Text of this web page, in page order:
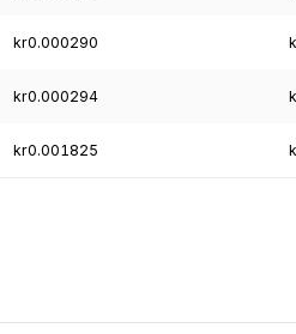
kr0.000290
kr0.000294
kr0.001825